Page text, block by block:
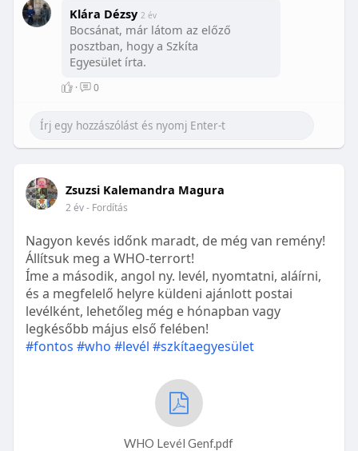
Klára Dézsy 2 év
Bocsánat, már látom az előző
posztban, hogy a Szkíta
Egyesület írta.
· 0
Zsuzsi Kalemandra Magura
2 év- Fordítás
Nagyon kevés időnk maradt, de még van remény!
Állítsuk meg a WHO-terrort!
Íme a második, angol ny. levél, nyomtatni, aláírni,
és a megfelelő helyre küldeni ajánlott postai
levélként, lehetőleg még e hónapban vagy
legkésőbb május első felében!
#fontos #who #levél #szkítaegyesület
WHO Levél Genf.pdf